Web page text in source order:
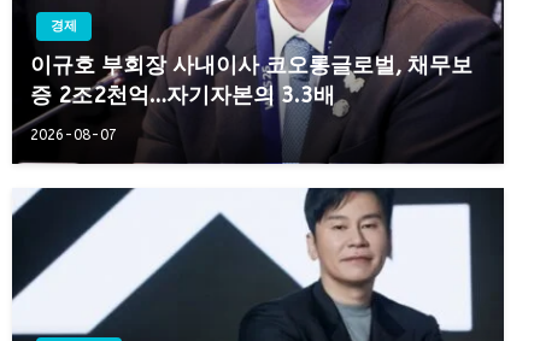
경제
이규호 부회장 사내이사 코오롱글로벌, 채무보
증 2조2천억…자기자본의 3.3배
2026-08-07